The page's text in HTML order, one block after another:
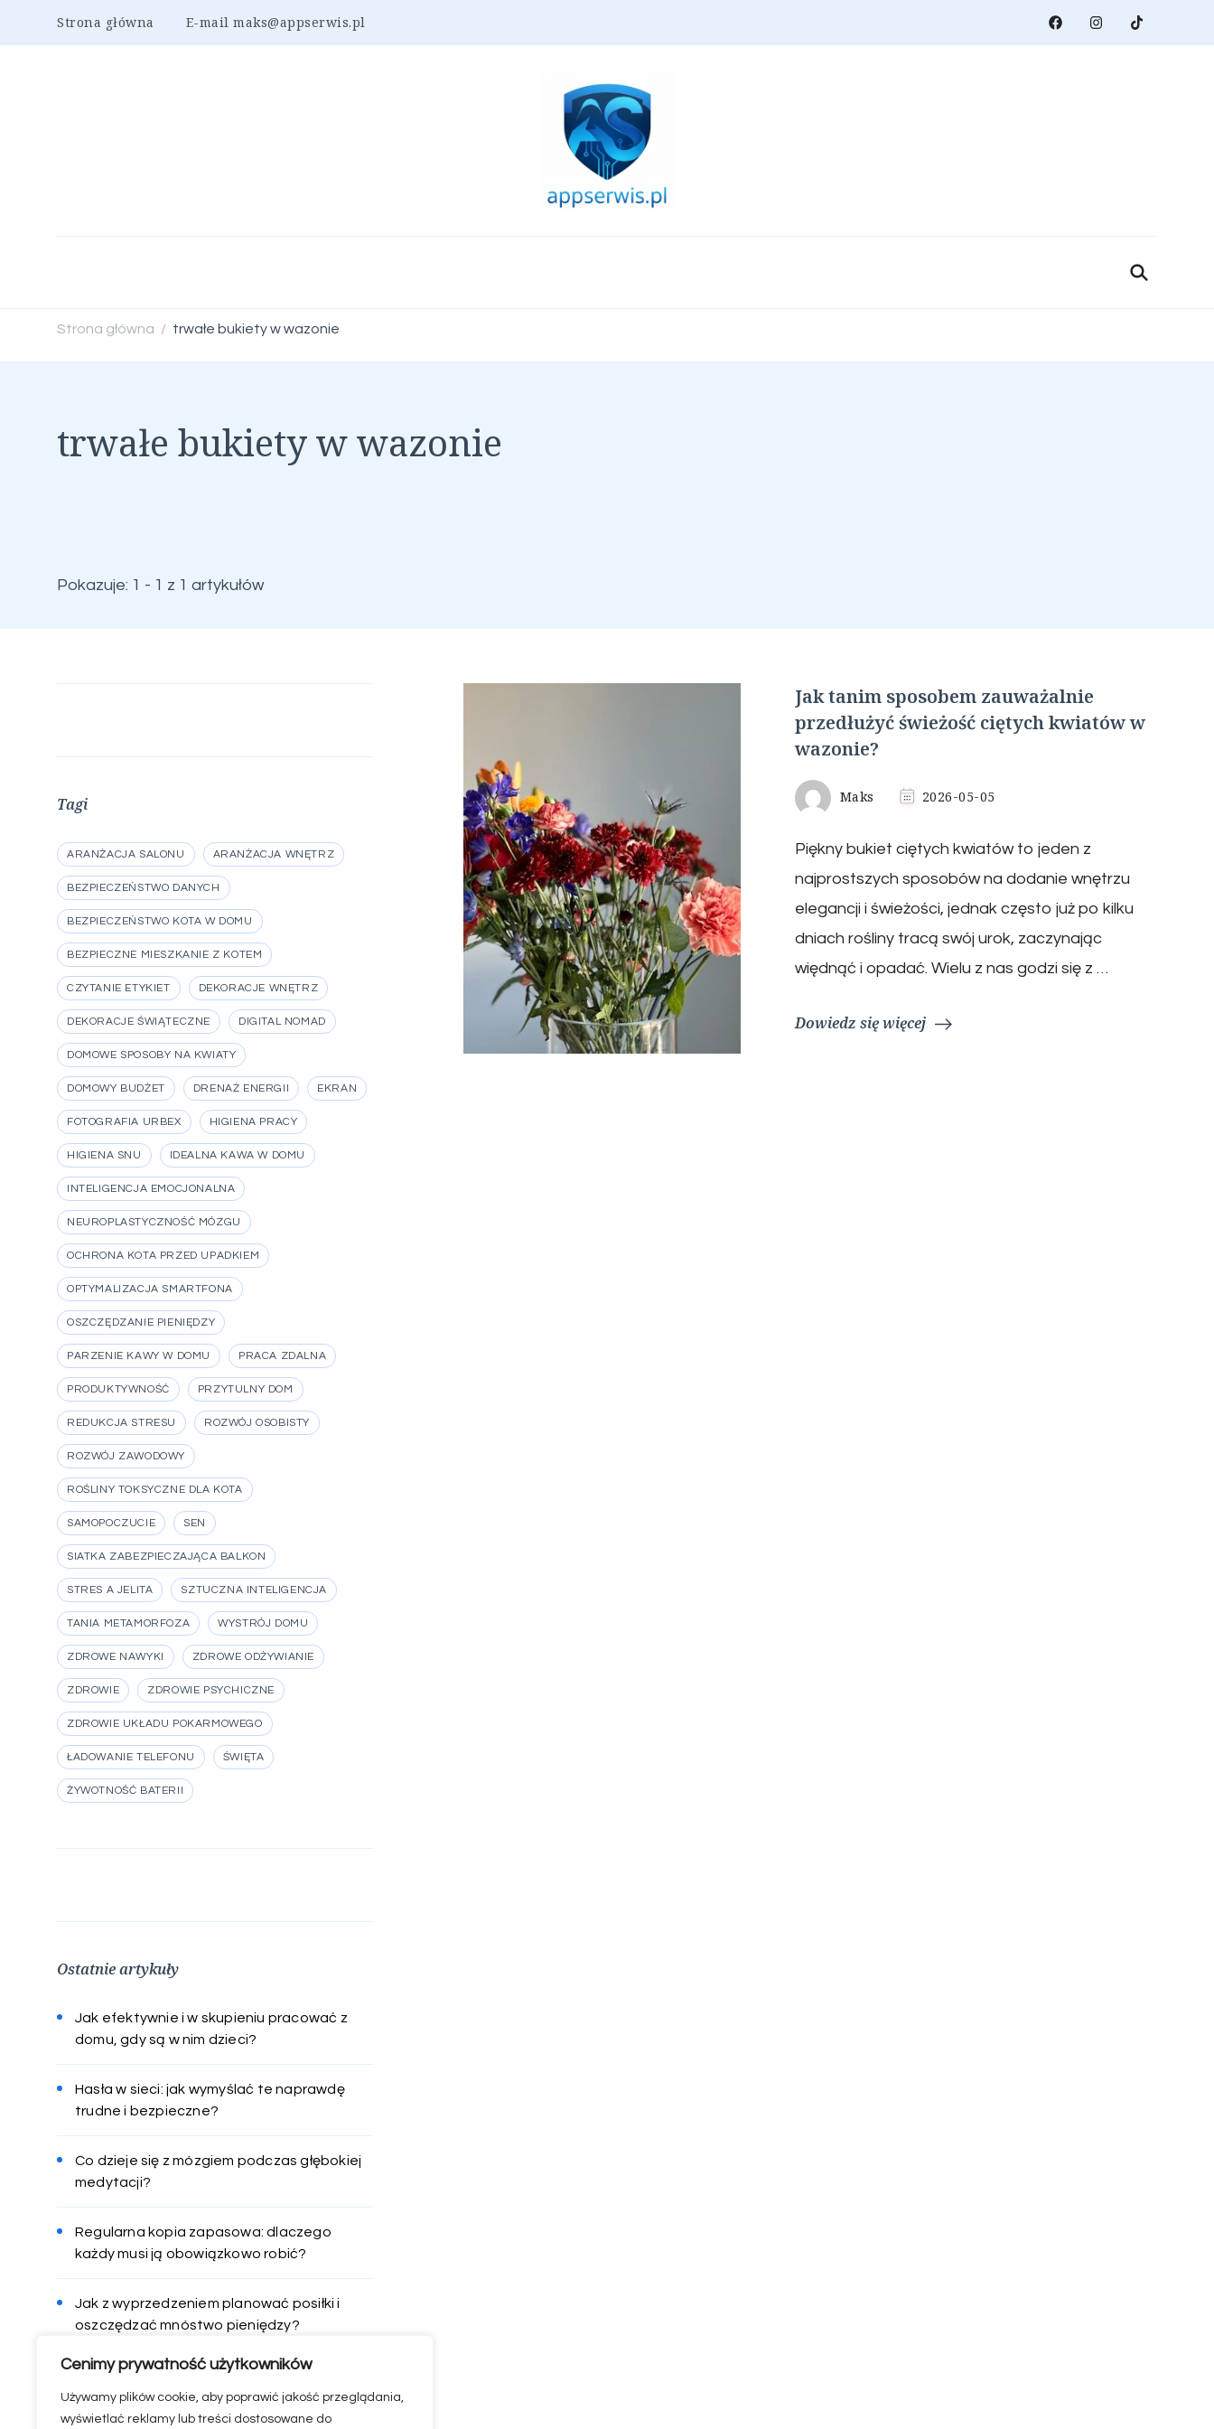
Cenimy prywatność użytkowników
Używamy plików cookie, aby poprawić jakość przeglądania,
wyświetlać reklamy lub treści dostosowane do
Strona główna E-mail maks@appserwis.pl
appserwis.pl
Strona główna / trwałe bukiety w wazonie
trwałe bukiety w wazonie
Pokazuje: 1 - 1 z 1 artykułów
Jak tanim sposobem zauważalnie
przedłużyć świeżość ciętych kwiatów w
wazonie?
Maks 2026-05-05
Piękny bukiet ciętych kwiatów to jeden z
najprostszych sposobów na dodanie wnętrzu
elegancji i świeżości, jednak często już po kilku
dniach rośliny tracą swój urok, zaczynając
więdnąć i opadać. Wielu z nas godzi się z …
Dowiedz się więcej
Tagi
ARANŻACJA SALONU ARANŻACJA WNĘTRZ
BEZPIECZEŃSTWO DANYCH
BEZPIECZEŃSTWO KOTA W DOMU
BEZPIECZNE MIESZKANIE Z KOTEM
CZYTANIE ETYKIET DEKORACJE WNĘTRZ
DEKORACJE ŚWIĄTECZNE DIGITAL NOMAD
DOMOWE SPOSOBY NA KWIATY
DOMOWY BUDŻET DRENAŻ ENERGII EKRAN
FOTOGRAFIA URBEX HIGIENA PRACY
HIGIENA SNU IDEALNA KAWA W DOMU
INTELIGENCJA EMOCJONALNA
NEUROPLASTYCZNOŚĆ MÓZGU
OCHRONA KOTA PRZED UPADKIEM
OPTYMALIZACJA SMARTFONA
OSZCZĘDZANIE PIENIĘDZY
PARZENIE KAWY W DOMU PRACA ZDALNA
PRODUKTYWNOŚĆ PRZYTULNY DOM
REDUKCJA STRESU ROZWÓJ OSOBISTY
ROZWÓJ ZAWODOWY
ROŚLINY TOKSYCZNE DLA KOTA
SAMOPOCZUCIE SEN
SIATKA ZABEZPIECZAJĄCA BALKON
STRES A JELITA SZTUCZNA INTELIGENCJA
TANIA METAMORFOZA WYSTRÓJ DOMU
ZDROWE NAWYKI ZDROWE ODŻYWIANIE
ZDROWIE ZDROWIE PSYCHICZNE
ZDROWIE UKŁADU POKARMOWEGO
ŁADOWANIE TELEFONU ŚWIĘTA
ŻYWOTNOŚĆ BATERII
Ostatnie artykuły
Jak efektywnie i w skupieniu pracować z
domu, gdy są w nim dzieci?
Hasła w sieci: jak wymyślać te naprawdę
trudne i bezpieczne?
Co dzieje się z mózgiem podczas głębokiej
medytacji?
Regularna kopia zapasowa: dlaczego
każdy musi ją obowiązkowo robić?
Jak z wyprzedzeniem planować posiłki i
oszczędzać mnóstwo pieniędzy?